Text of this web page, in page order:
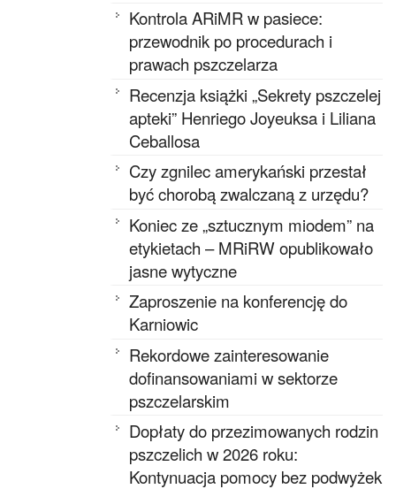
Kontrola ARiMR w pasiece:
przewodnik po procedurach i
prawach pszczelarza
Recenzja książki „Sekrety pszczelej
apteki” Henriego Joyeuksa i Liliana
Ceballosa
Czy zgnilec amerykański przestał
być chorobą zwalczaną z urzędu?
Koniec ze „sztucznym miodem” na
etykietach – MRiRW opublikowało
jasne wytyczne
Zaproszenie na konferencję do
Karniowic
Rekordowe zainteresowanie
dofinansowaniami w sektorze
pszczelarskim
Dopłaty do przezimowanych rodzin
pszczelich w 2026 roku:
Kontynuacja pomocy bez podwyżek